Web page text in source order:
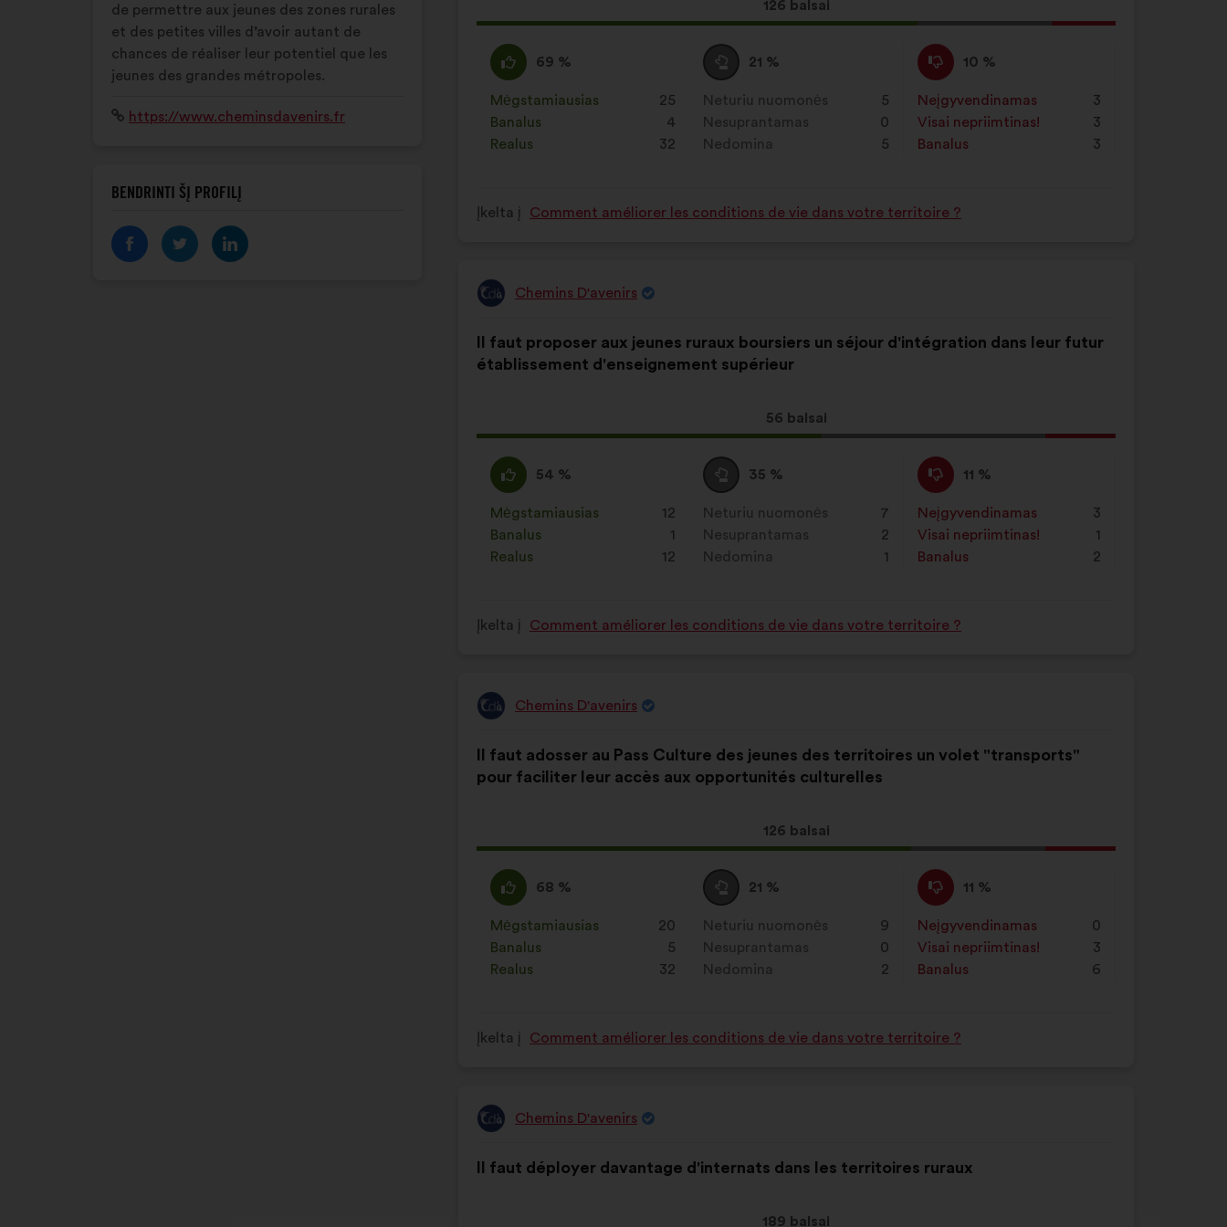
„Ieškoti“
de permettre aux jeunes des zones rurales
et des petites villes d’avoir autant de
chances de réaliser leur potentiel que les
jeunes des grandes métropoles.
Interneto
https://www.cheminsdavenirs.fr
BENDRINTI ŠĮ PROFILĮ
Dėl
šio
gauta:
126 balsai
Pritariu
:
69 %
Šis
pasiūlymas
įvertintas
taip:
Mėgstamiausias
: 25
kartų
Banalus
: 4
kartų
Realus
: 32
kartų
Susilaikau
:
21 %
Šis
pasiūlymas
įvertintas
taip:
Neturiu nuomonės
: 5
kartų
Nesuprantamas
: 0
kartų
Nedomina
: 5
kartų
Nepritariu
:
10 %
Šis
pasiūlymas
įvertintas
taip:
Neįgyvendinamas
: 3
kartų
Visai nepriimtinas!
: 3
kartų
Banalus
: 3
kartų
Įkelta į Comment améliorer les conditions de vie dans votre territoire ?
Pasiūlymas:
Chemins D'avenirs
turinys:
Il faut proposer aux jeunes ruraux boursiers un séjour d'intégration dans leur futur
établissement d'enseignement supérieur
Dėl
šio
gauta:
56 balsai
pasiskirstė
taip:
Pritariu
:
54 %
Šis
pasiūlymas
įvertintas
taip:
Mėgstamiausias
: 12
kartų
Banalus
: 1
kartų
Realus
: 12
kartų
Susilaikau
:
35 %
Šis
pasiūlymas
įvertintas
taip:
Neturiu nuomonės
: 7
kartų
Nesuprantamas
: 2
kartų
Nedomina
: 1
kartų
Nepritariu
:
11 %
Šis
pasiūlymas
įvertintas
taip:
Neįgyvendinamas
: 3
kartų
Visai nepriimtinas!
: 1
kartų
Banalus
: 2
kartų
Įkelta į Comment améliorer les conditions de vie dans votre territoire ?
Pasiūlymas:
Chemins D'avenirs
turinys:
Il faut adosser au Pass Culture des jeunes des territoires un volet "transports"
pour faciliter leur accès aux opportunités culturelles
Dėl
šio
gauta:
126 balsai
pasiskirstė
taip:
Pritariu
:
68 %
Šis
pasiūlymas
įvertintas
taip:
Mėgstamiausias
: 20
kartų
Banalus
: 5
kartų
Realus
: 32
kartų
Susilaikau
:
21 %
Šis
pasiūlymas
įvertintas
taip:
Neturiu nuomonės
: 9
kartų
Nesuprantamas
: 0
kartų
Nedomina
: 2
kartų
Nepritariu
:
11 %
Šis
pasiūlymas
įvertintas
taip:
Neįgyvendinamas
: 0
kartų
Visai nepriimtinas!
: 3
kartų
Banalus
: 6
kartų
Įkelta į Comment améliorer les conditions de vie dans votre territoire ?
Pasiūlymas:
Chemins D'avenirs
turinys:
Il faut déployer davantage d'internats dans les territoires ruraux
Dėl
189 balsai
pasiskirstė